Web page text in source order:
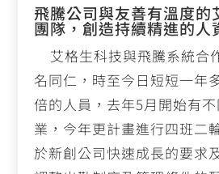
飛騰公司與友善有溫度
團隊，創造持續精進的人
艾格生科技與飛騰系統合
名同仁，時至今日短短一年
倍的人員，去年5月開始有
業，今年更計畫進行四班二
於新創公司快速成長的要求